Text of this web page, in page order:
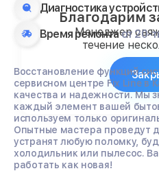
Диагностика
Время ремонта от 20-
Восстановление функций
сервисном центре Fix Line в
качества и надежности. Мы
каждый элемент вашей
используем только
Опытные мастера проведут
устранят любую поломку,
холодильник или пылесос.
работать как новая!
Благодарим
Менеджер
течение